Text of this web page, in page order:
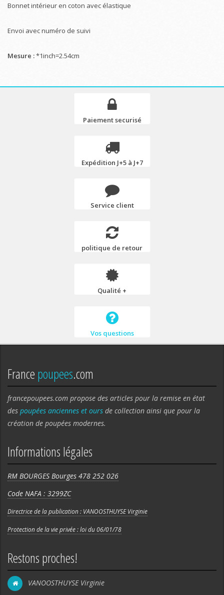
Bonnet intérieur en coton avec élastique
Envoi avec numéro de suivi
Mesure :*1inch=2.54cm
Paiement securisé
Expédition J+5 à J+7
Service client
politique de retour
Qualité +
Vos questions
Francepoupees.com
francepoupees.com propose des articles pour la remise en état
des poupées anciennes et ours de collection ainsi que pour la
création de poupées modernes.
Informations légales
RM BOURGES Bourges 478 252 026
Code NAFA : 3299ZC
Directrice de la publication : VANOOSTHUYSE Virginie
Protection de la vie privée : loi du 06/01/78
Restons proches!
VANOOSTHUYSE Virginie